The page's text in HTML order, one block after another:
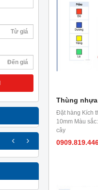
‹ ›
Thùng nhựa
Đặt hàng Kích
10mm Màu
cây